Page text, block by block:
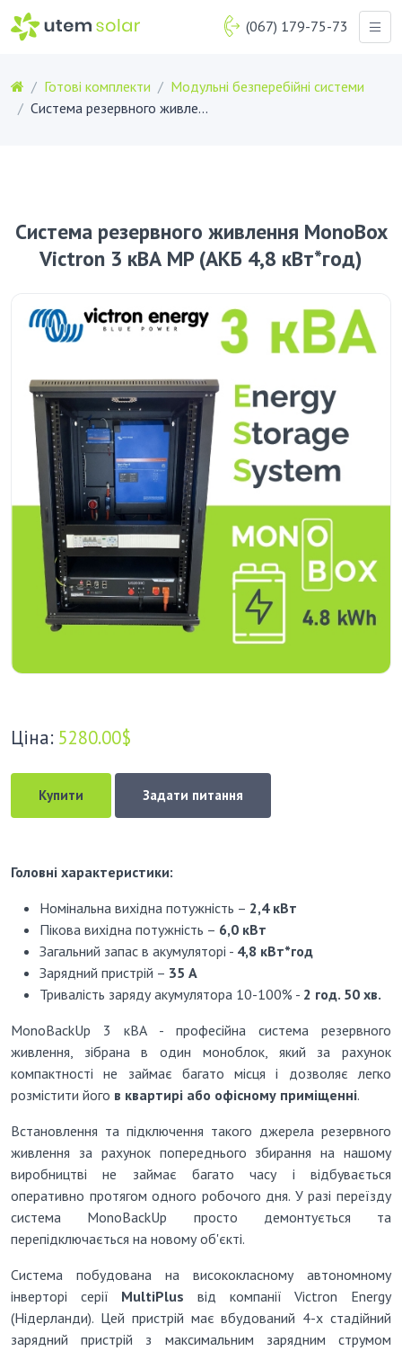
(067) 179-75-73
Готові комплекти
Модульні безперебійні системи
Система резервного живлення MonoBox Victron 3 кВА MP (АКБ 4,8 кВт*год)
Система резервного живлення MonoBox
Victron 3 кВА MP (АКБ 4,8 кВт*год)
Ціна: 5280.00$
Купити Задати питання
Головні характеристики:
Номінальна вихідна потужність – 2,4 кВт
Пікова вихідна потужність – 6,0 кВт
Загальний запас в акумуляторі - 4,8 кВт*год
Зарядний пристрій – 35 А
Тривалість заряду акумулятора 10-100% - 2 год. 50 хв.
MonoBackUp 3 кВА - професійна система резервного
живлення, зібрана в один моноблок, який за рахунок
компактності не займає багато місця і дозволяє легко
розмістити його в квартирі або офісному приміщенні.
Встановлення та підключення такого джерела резервного
живлення за рахунок попереднього збирання на нашому
виробництві не займає багато часу і відбувається
оперативно протягом одного робочого дня. У разі переїзду
система MonoBackUp просто демонтується та
перепідключається на новому об'єкті.
Система побудована на висококласному автономному
інверторі серії MultiPlus від компанії Victron Energy
(Нідерланди). Цей пристрій має вбудований 4-х стадійний
зарядний пристрій з максимальним зарядним струмом